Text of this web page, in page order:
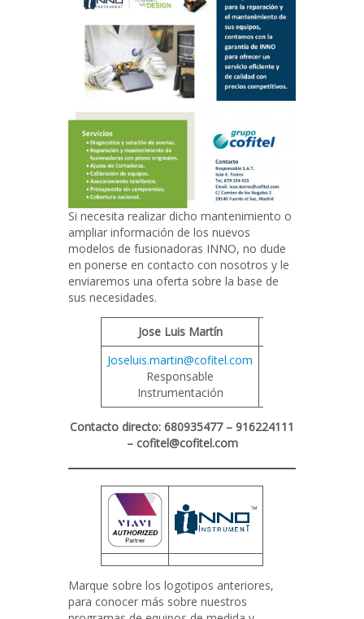
Si necesita realizar dicho mantenimiento o
ampliar información de los nuevos
modelos de fusionadoras INNO, no dude
en ponerse en contacto con nosotros y le
enviaremos una oferta sobre la base de
sus necesidades.
Jose Luis Martín
Joseluis.martin@cofitel.com
Responsable
Instrumentación
Contacto directo: 680935477 – 916224111
– cofitel@cofitel.com
Marque sobre los logotipos anteriores,
para conocer más sobre nuestros